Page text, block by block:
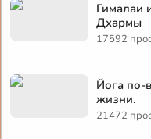
Гималаи
Дхармы
17592
Йога по-
жизни.
21472